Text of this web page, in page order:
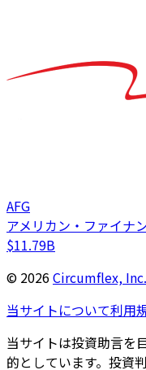
AFG
アメリカン・ファイナ
$11.79B
© 2026Circumflex, Inc.
当サイトについて利用
当サイトは投資助言を
的としています。投資